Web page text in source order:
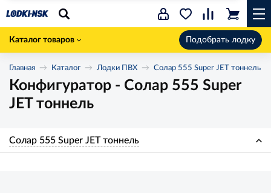
Каталог товаров Подобрать лодку
Главная Каталог Лодки ПВХ Солар 555 Super JET тоннель
Конфигуратор - Солар 555 Super
JET тоннель
Солар 555 Super JET тоннель